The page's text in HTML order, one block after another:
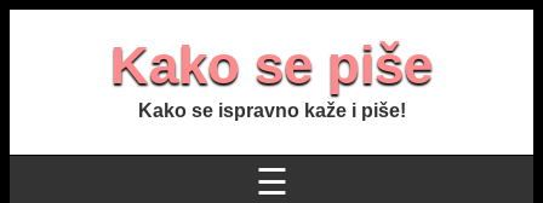
Kako se piše
Kako se ispravno kaže i piše!
☰